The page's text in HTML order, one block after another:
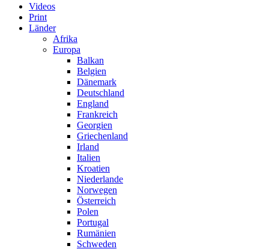
Videos
Print
Länder
Afrika
Europa
Balkan
Belgien
Dänemark
Deutschland
England
Frankreich
Georgien
Griechenland
Irland
Italien
Kroatien
Niederlande
Norwegen
Österreich
Polen
Portugal
Rumänien
Schweden